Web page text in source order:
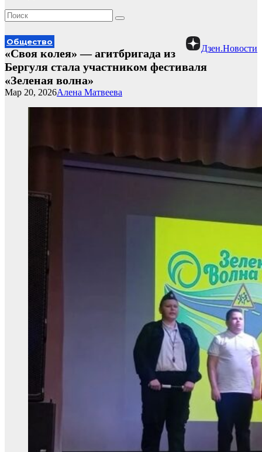
Дзен.Новости
Общество
«Своя колея» — агитбригада из
Бергуля стала участником фестиваля
«Зеленая волна»
Алена Матвеева
Мар 20, 2026